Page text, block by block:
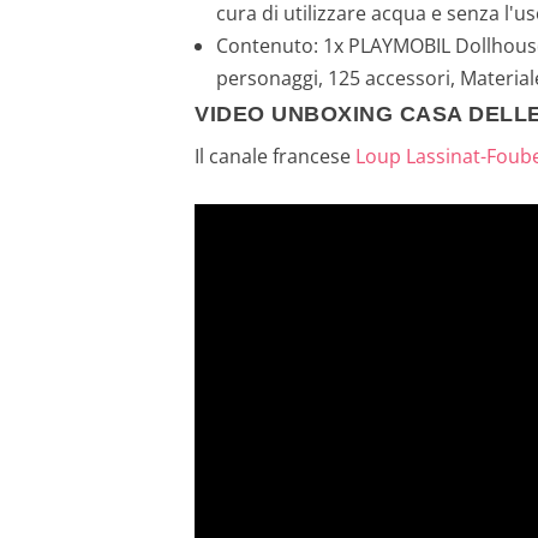
cura di utilizzare acqua e senza
Contenuto: 1x PLAYMOBIL
personaggi, 125 accessori,
VIDEO UNBOXING CASA
Il canale francese Loup Lassinat-